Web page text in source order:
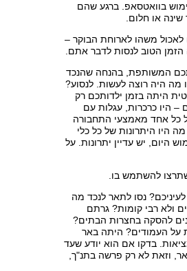
בוואטסאפ. ברגע שהם
או חלום.
לאכול משהו לארוחת הבוקר –
הטוב לנסות לדבר אתם.
המשותפת, בהנחה שהנכד
מה היה רוצה לעשות. לנסוע?
היתה בזמן ילדותכם רק
– היו כרכרות, עגלות עם
כל אחד מאמצעי התחבורה
היו היתרונות של כל כלי
יש עדיין יתרונות. על
להשתמש בו.
נסו לתאר לנכד מה
ולא רבי קומות? גרתם
להסקה בחצרות הבתים?
על העמודים? היתה באר
בדקו אם הוא יודע שעד
וזאת לא רק פרשה בתנ"ך,